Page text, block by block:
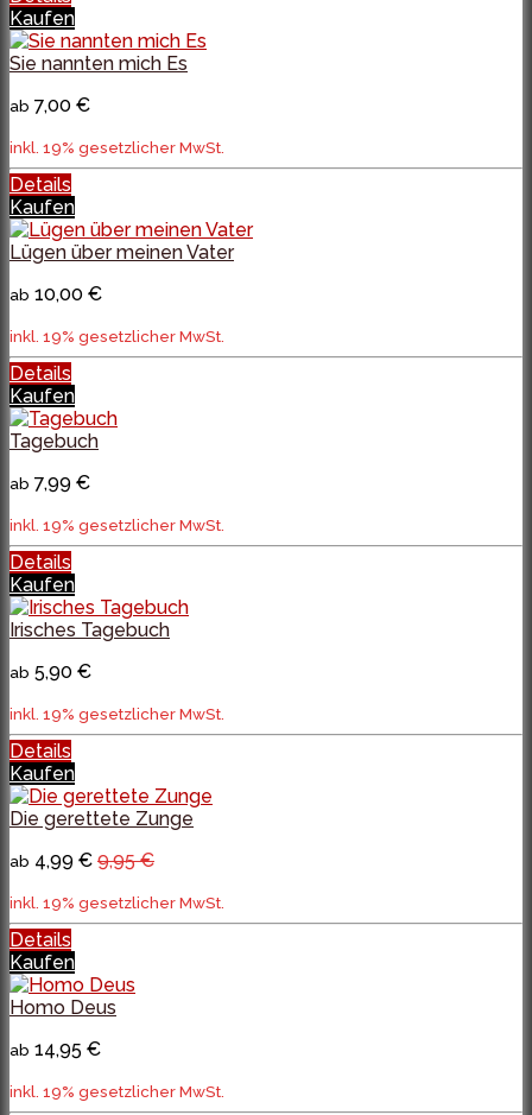
Kaufen
Sie nannten mich Es
ab 7,00 €
inkl. 19% gesetzlicher MwSt.
Details
Kaufen
Lügen über meinen Vater
ab 10,00 €
inkl. 19% gesetzlicher MwSt.
Details
Kaufen
Tagebuch
ab 7,99 €
inkl. 19% gesetzlicher MwSt.
Details
Kaufen
Irisches Tagebuch
ab 5,90 €
inkl. 19% gesetzlicher MwSt.
Details
Kaufen
Die gerettete Zunge
ab 4,99 € 9,95 €
inkl. 19% gesetzlicher MwSt.
Details
Kaufen
Homo Deus
ab 14,95 €
inkl. 19% gesetzlicher MwSt.